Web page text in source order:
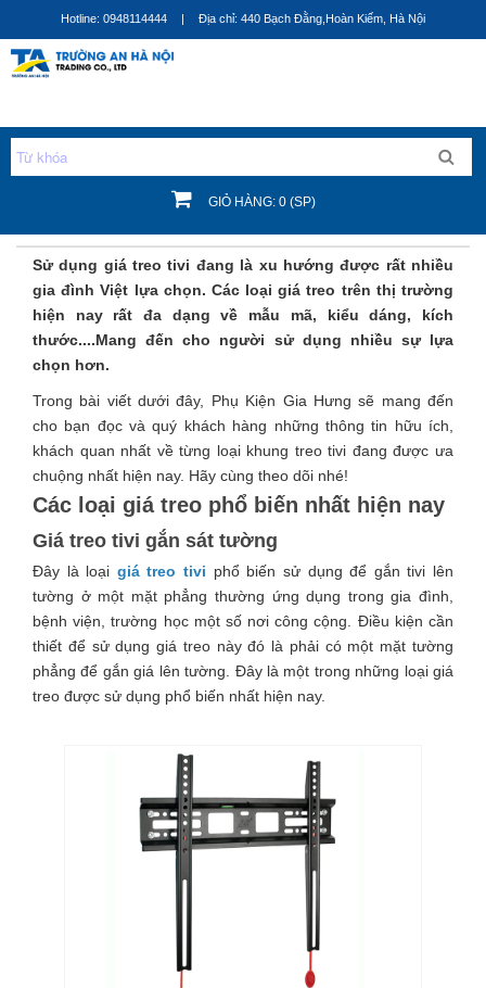
Nhảy
Hotline: 0948114444 | Địa chỉ: 440 Bạch Đằng,Hoàn Kiếm, Hà Nội
GIỎ HÀNG: 0 (SP)
Bạn đang ở đây
Sử dụng giá treo tivi đang là xu hướng được rất nhiều
gia đình Việt lựa chọn. Các loại giá treo trên thị trường
hiện nay rất đa dạng về mẫu mã, kiểu dáng, kích
thước....Mang đến cho người sử dụng nhiều sự lựa
chọn hơn.
Trong bài viết dưới đây, Phụ Kiện Gia Hưng sẽ mang đến
cho bạn đọc và quý khách hàng những thông tin hữu ích,
khách quan nhất về từng loại khung treo tivi đang được ưa
chuộng nhất hiện nay. Hãy cùng theo dõi nhé!
Các loại giá treo phổ biến nhất hiện nay
Giá treo tivi gắn sát tường
Đây là loại giá treo tivi phổ biến sử dụng để gắn tivi lên
tường ở một mặt phẳng thường ứng dụng trong gia đình,
bệnh viện, trường học một số nơi công cộng. Điều kiện cần
thiết để sử dụng giá treo này đó là phải có một mặt tường
phẳng để gắn giá lên tường. Đây là một trong những loại giá
treo được sử dụng phổ biến nhất hiện nay.